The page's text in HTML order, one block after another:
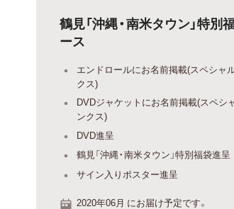
鶴見「沖縄・南米タウン」特別
ース
エンドロールにお名前掲載(スペシャ
クス)
DVDジャケットにお名前掲載(スペシ
ンクス)
DVD進呈
鶴見「沖縄・南米タウン」特別福袋進呈
サイン入りポスター進呈
2020年06月 にお届け予定です。